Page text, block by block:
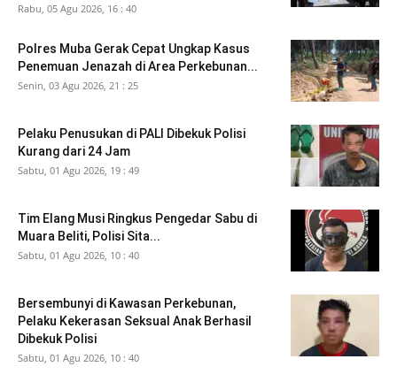
Rabu, 05 Agu 2026, 16 : 40
Polres Muba Gerak Cepat Ungkap Kasus
Penemuan Jenazah di Area Perkebunan...
Senin, 03 Agu 2026, 21 : 25
Pelaku Penusukan di PALI Dibekuk Polisi
Kurang dari 24 Jam
Sabtu, 01 Agu 2026, 19 : 49
Tim Elang Musi Ringkus Pengedar Sabu di
Muara Beliti, Polisi Sita...
Sabtu, 01 Agu 2026, 10 : 40
Bersembunyi di Kawasan Perkebunan,
Pelaku Kekerasan Seksual Anak Berhasil
Dibekuk Polisi
Sabtu, 01 Agu 2026, 10 : 40